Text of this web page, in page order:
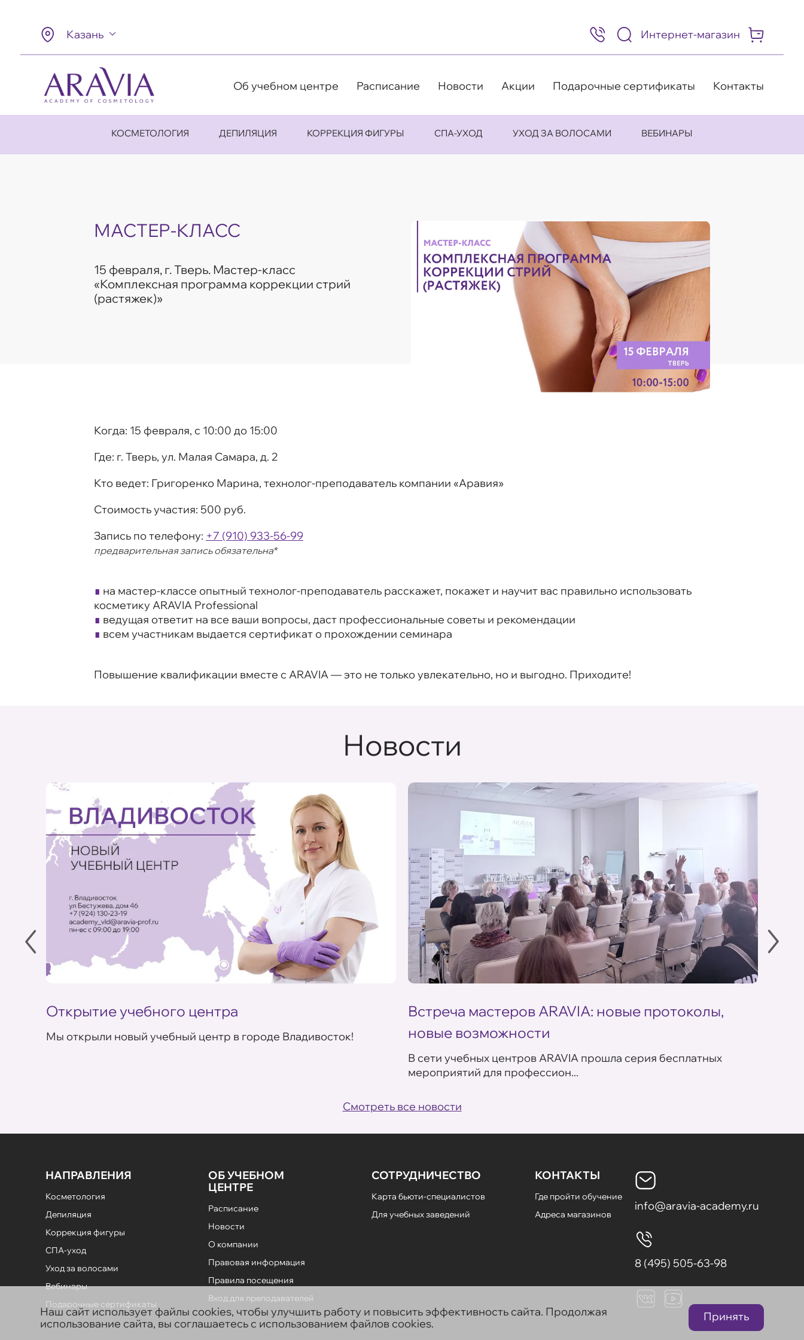
Казань
8
(495)
505-
98
Интернет-магазин
Об учебном центре Расписание Новости Акции Подарочные сертификаты Контакты
КОСМЕТОЛОГИЯ ДЕПИЛЯЦИЯ КОРРЕКЦИЯ ФИГУРЫ СПА-УХОД УХОД ЗА ВОЛОСАМИ ВЕБИНАРЫ
МАСТЕР-КЛАСС
15 февраля, г. Тверь. Мастер-класс
«Комплексная программа коррекции стрий
(растяжек)»
Когда: 15 февраля, c 10:00 до 15:00
Где: г. Тверь, ул. Малая Самара, д. 2
Кто ведет: Григоренко Марина, технолог-преподаватель компании «Аравия»
Стоимость участия: 500 руб.
Запись по телефону: +7 (910) 933-56-99
предварительная запись обязательна*
∎ на мастер-классе опытный технолог-преподаватель расскажет, покажет и научит вас правильно использовать
косметику ARAVIA Professional
∎ ведущая ответит на все ваши вопросы, даст профессиональные советы и рекомендации
∎ всем участникам выдается сертификат о прохождении семинара
Повышение квалификации вместе с ARAVIA — это не только увлекательно, но и выгодно. Приходите!
Новости
Открытие учебного центра
Мы открыли новый учебный центр в городе Владивосток!
Встреча мастеров ARAVIA: новые протоколы,
новые возможности
В сети учебных центров ARAVIA прошла серия бесплатных
мероприятий для профессион...
Смотреть все новости
НАПРАВЛЕНИЯ
Косметология
Депиляция
Коррекция фигуры
СПА-уход
Уход за волосами
Вебинары
Подарочные сертификаты
ОБ УЧЕБНОМ
ЦЕНТРЕ
Расписание
Новости
О компании
Правовая информация
Правила посещения
Вход для преподавателей
СОТРУДНИЧЕСТВО
Карта бьюти-специалистов
Для учебных заведений
КОНТАКТЫ
Где пройти обучение
Адреса магазинов
info@aravia-academy.ru
8 (495) 505-63-98
Наш сайт использует файлы cookies, чтобы улучшить работу и повысить эффективность сайта. Продолжая
использование сайта, вы соглашаетесь с использованием файлов cookies.
Принять